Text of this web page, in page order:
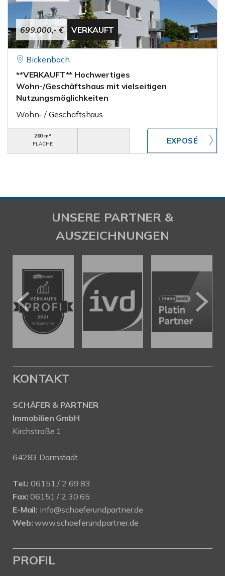
699.000,- € VERKAUFT
Bickenbach
**VERKAUFT** Hochwertiges
Wohn-/Geschäftshaus mit vielseitigen
Nutzungsmöglichkeiten
Wohn- / Geschäftshaus
260 m²
FLÄCHE
UNSERE PARTNER &
AUSZEICHNUNGEN
KONTAKT
SCHÄFER & PARTNER
Immobilien GmbH
Kirchstraße 1
64283 Darmstadt
Tel.: 06151 / 2 69 83
Fax: 06151 / 2 30 65
E-Mail: info@schaeferundpartner.de
Web: www.schaeferundpartner.de
PROFIL